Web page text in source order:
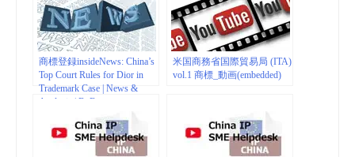
商標登録insideNews: China’s
Top Court Rules for Dior in
Trademark Case | News &
Analysis | BoF
米国商務省国際貿易局 (ITA)
vol.1 商標_動画(embedded)